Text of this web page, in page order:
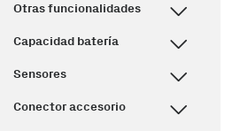
Otras funcionalidades
Capacidad batería
Sensores
Conector accesorio